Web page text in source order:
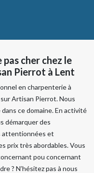
cher chez le
Pierrot à Lent
en charpenterie à
Artisan Pierrot. Nous
ce domaine. En activité
démarquer des
attentionnées et
prix très abordables. Vous
pou concernant
? N’hésitez pas à nous